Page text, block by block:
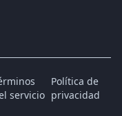
servicio
Política de
privacidad